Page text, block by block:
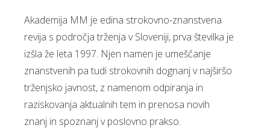
Akademija MM je edina strokovno-znanstvena
revija s področja trženja v Sloveniji, prva številka je
izšla že leta 1997. Njen namen je umeščanje
znanstvenih pa tudi strokovnih dognanj v najširšo
trženjsko javnost, z namenom odpiranja in
raziskovanja aktualnih tem in prenosa novih
znanj in spoznanj v poslovno prakso.